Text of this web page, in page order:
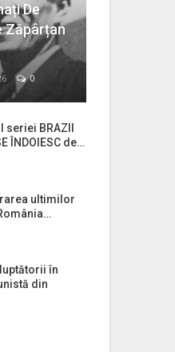
De
Zăpârțan
0
BRAZII
ÎNDOIESC de…
ultimilor
în
din